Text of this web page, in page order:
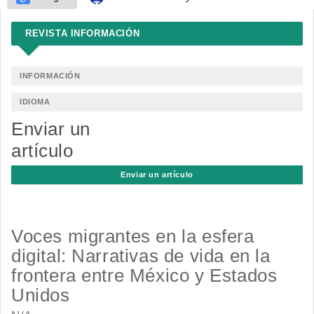
REVISTA INFORMACIÓN
INFORMACIÓN
IDIOMA
Enviar un
artículo
Enviar un artículo
Voces migrantes en la esfera
digital: Narrativas de vida en la
frontera entre México y Estados
Unidos